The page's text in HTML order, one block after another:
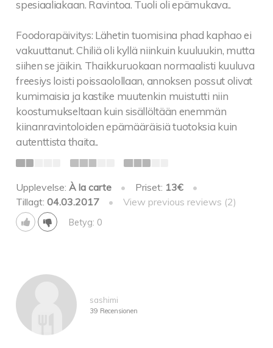
spesiaaliakaan. Ravintoa. Tuoli oli epämukava..
Foodorapäivitys: Lähetin tuomisina phad kaphao ei
vakuuttanut. Chiliä oli kyllä niinkuin kuuluukin, mutta
siihen se jäikin. Thaikkuruokaan normaalisti kuuluva
freesiys loisti poissaolollaan, annoksen possut olivat
kumimaisia ja kastike muutenkin muistutti niin
koostumukseltaan kuin sisällöltään enemmän
kiinanravintoloiden epämääräisiä tuotoksia kuin
autenttista thaita..
Upplevelse:À la carte • Priset: 13€
•
Tillagt:04.03.2017 • View previous reviews (2)
Betyg: 0
sashimi
39 Recensionen